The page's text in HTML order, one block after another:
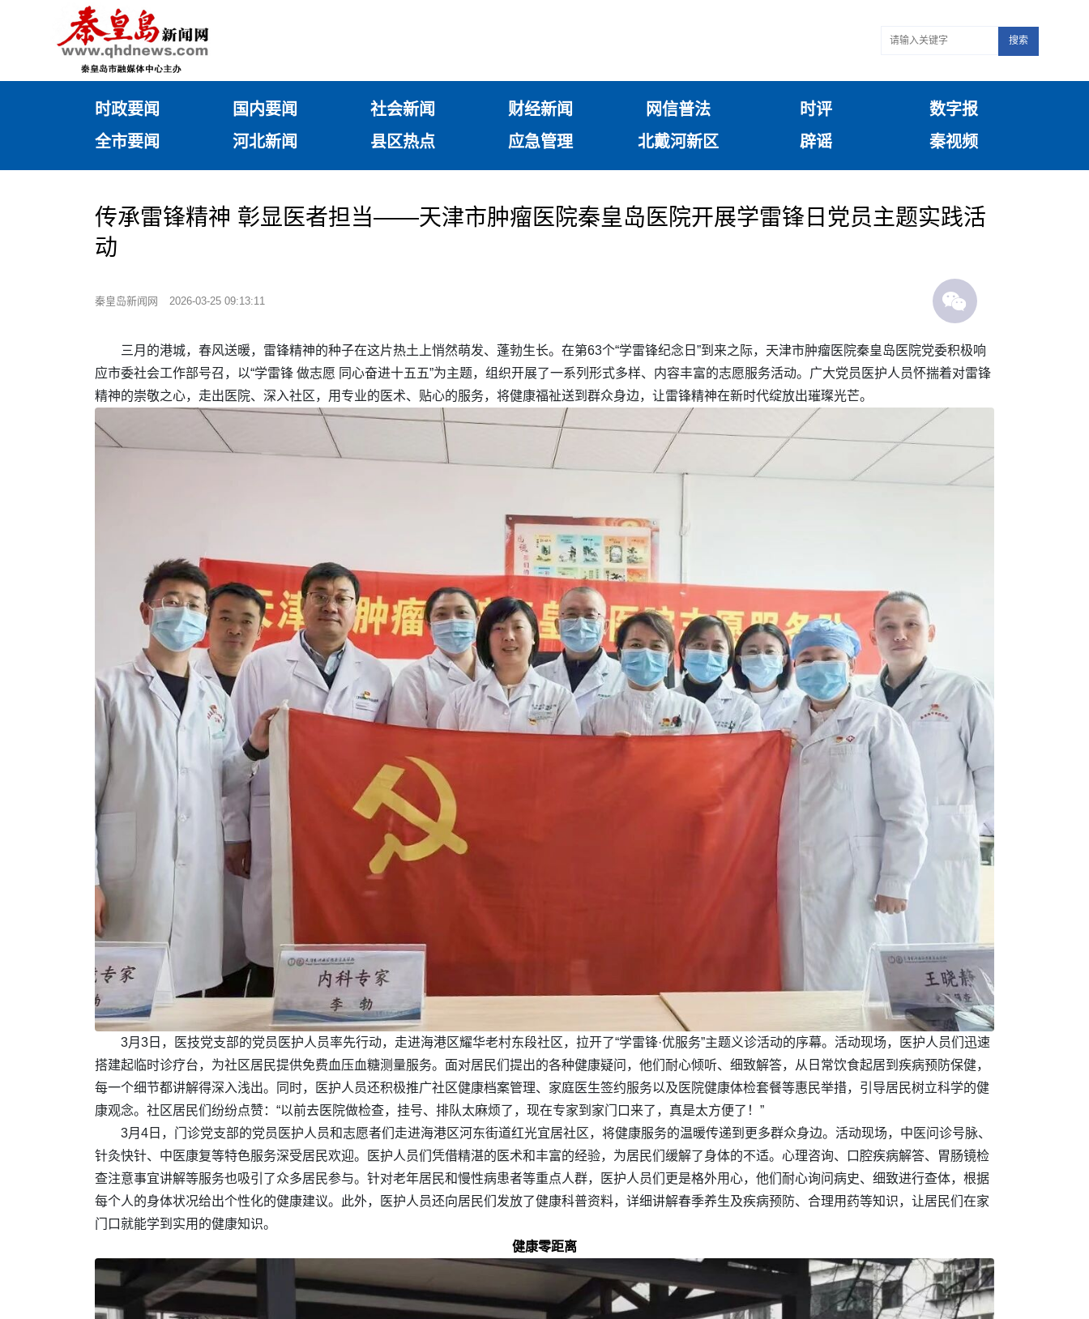
搜索
时政要闻 国内要闻 社会新闻 财经新闻 网信普法 时评
数字报
全市要闻
河北新闻 县区热点 应急管理 北戴河新区 辟谣 秦视频
传承雷锋精神 彰显医者担当——天津市肿瘤医院秦皇岛医院开展学雷锋日党员主题实践活
动
秦皇岛新闻网 2026-03-25 09:13:11
三月的港城，春风送暖，雷锋精神的种子在这片热土上悄然萌发、蓬勃生长。在第63个“学雷锋纪念日”到来之际，天津市肿瘤医院秦皇岛医院党委积极响
应市委社会工作部号召，以“学雷锋 做志愿 同心奋进十五五”为主题，组织开展了一系列形式多样、内容丰富的志愿服务活动。广大党员医护人员怀揣着对雷锋
精神的崇敬之心，走出医院、深入社区，用专业的医术、贴心的服务，将健康福祉送到群众身边，让雷锋精神在新时代绽放出璀璨光芒。
3月3日，医技党支部的党员医护人员率先行动，走进海港区耀华老村东段社区，拉开了“学雷锋·优服务”主题义诊活动的序幕。活动现场，医护人员们迅速
搭建起临时诊疗台，为社区居民提供免费血压血糖测量服务。面对居民们提出的各种健康疑问，他们耐心倾听、细致解答，从日常饮食起居到疾病预防保健，
每一个细节都讲解得深入浅出。同时，医护人员还积极推广社区健康档案管理、家庭医生签约服务以及医院健康体检套餐等惠民举措，引导居民树立科学的健
康观念。社区居民们纷纷点赞：“以前去医院做检查，挂号、排队太麻烦了，现在专家到家门口来了，真是太方便了！”
3月4日，门诊党支部的党员医护人员和志愿者们走进海港区河东街道红光宜居社区，将健康服务的温暖传递到更多群众身边。活动现场，中医问诊号脉、
针灸快针、中医康复等特色服务深受居民欢迎。医护人员们凭借精湛的医术和丰富的经验，为居民们缓解了身体的不适。心理咨询、口腔疾病解答、胃肠镜检
查注意事宜讲解等服务也吸引了众多居民参与。针对老年居民和慢性病患者等重点人群，医护人员们更是格外用心，他们耐心询问病史、细致进行查体，根据
每个人的身体状况给出个性化的健康建议。此外，医护人员还向居民们发放了健康科普资料，详细讲解春季养生及疾病预防、合理用药等知识，让居民们在家
门口就能学到实用的健康知识。
健康零距离